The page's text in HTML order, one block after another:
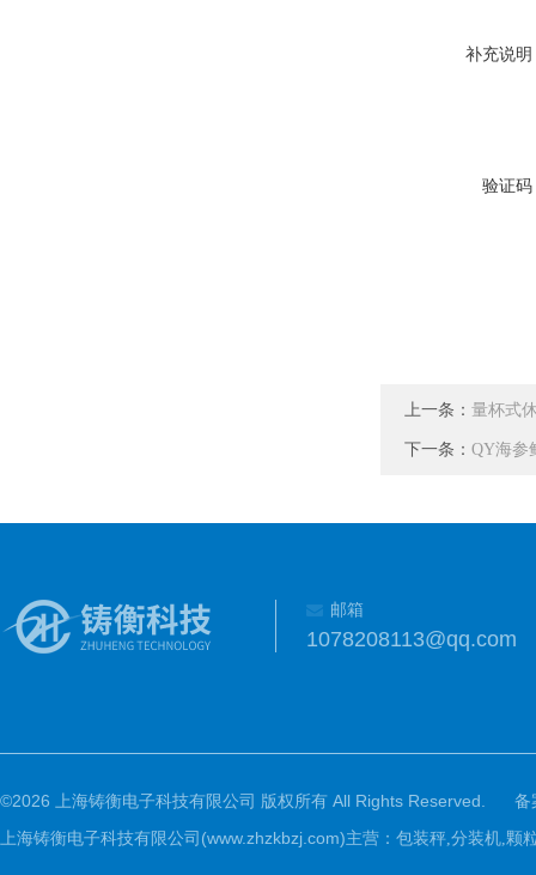
补充说明
验证码
上一条： 量杯式
下一条： QY海参
邮箱
1078208113@qq.com
©2026 上海铸衡电子科技有限公司 版权所有 All Rights Reserved.
备
上海铸衡电子科技有限公司(www.zhzkbzj.com)主营： 包装秤,分装机,颗